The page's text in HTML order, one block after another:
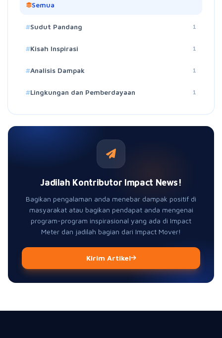
Semua
Sudut Pandang 1
Kisah Inspirasi 1
Analisis Dampak 1
Lingkungan dan Pemberdayaan 1
Jadilah Kontributor Impact News!
Bagikan pengalaman anda menebar dampak positif di
masyarakat atau bagikan pendapat anda mengenai
program-program inspirasional yang ada di Impact
Meter dan jadilah bagian dari Impact Mover!
Kirim Artikel